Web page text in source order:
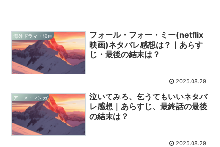
海外ドラマ・映画
フォール・フォー・ミー(netflix
映画)ネタバレ感想は？｜あらす
じ・最後の結末は？
2025.08.29
アニメ・マンガ
泣いてみろ、乞うてもいいネタバ
レ感想｜あらすじ、最終話の最後
の結末は？
2025.08.29